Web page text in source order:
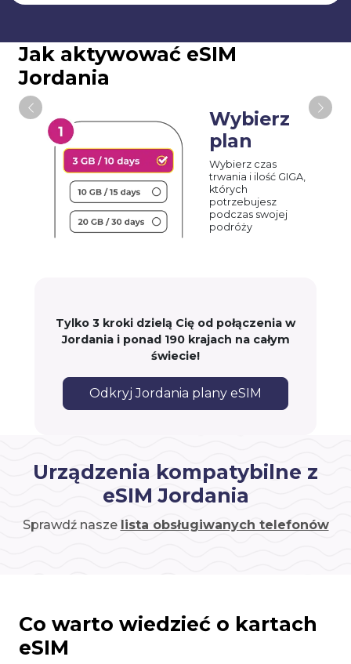
Jak aktywować eSIM
Jordania
Wybierz
plan
Wybierz czas
trwania i ilość GIGA,
których
potrzebujesz
podczas swojej
podróży
Tylko 3 kroki dzielą Cię od połączenia w
Jordania i ponad 190 krajach na całym
świecie!
Odkryj Jordania plany eSIM
Urządzenia kompatybilne z
eSIM Jordania
Sprawdź nasze lista obsługiwanych telefonów
Co warto wiedzieć o kartach
eSIM